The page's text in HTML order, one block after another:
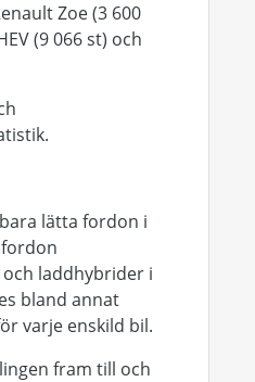
Zoe (3 600
(9 066 st) och
lätta fordon i
laddhybrider i
bland annat
varje enskild bil.
fram till och